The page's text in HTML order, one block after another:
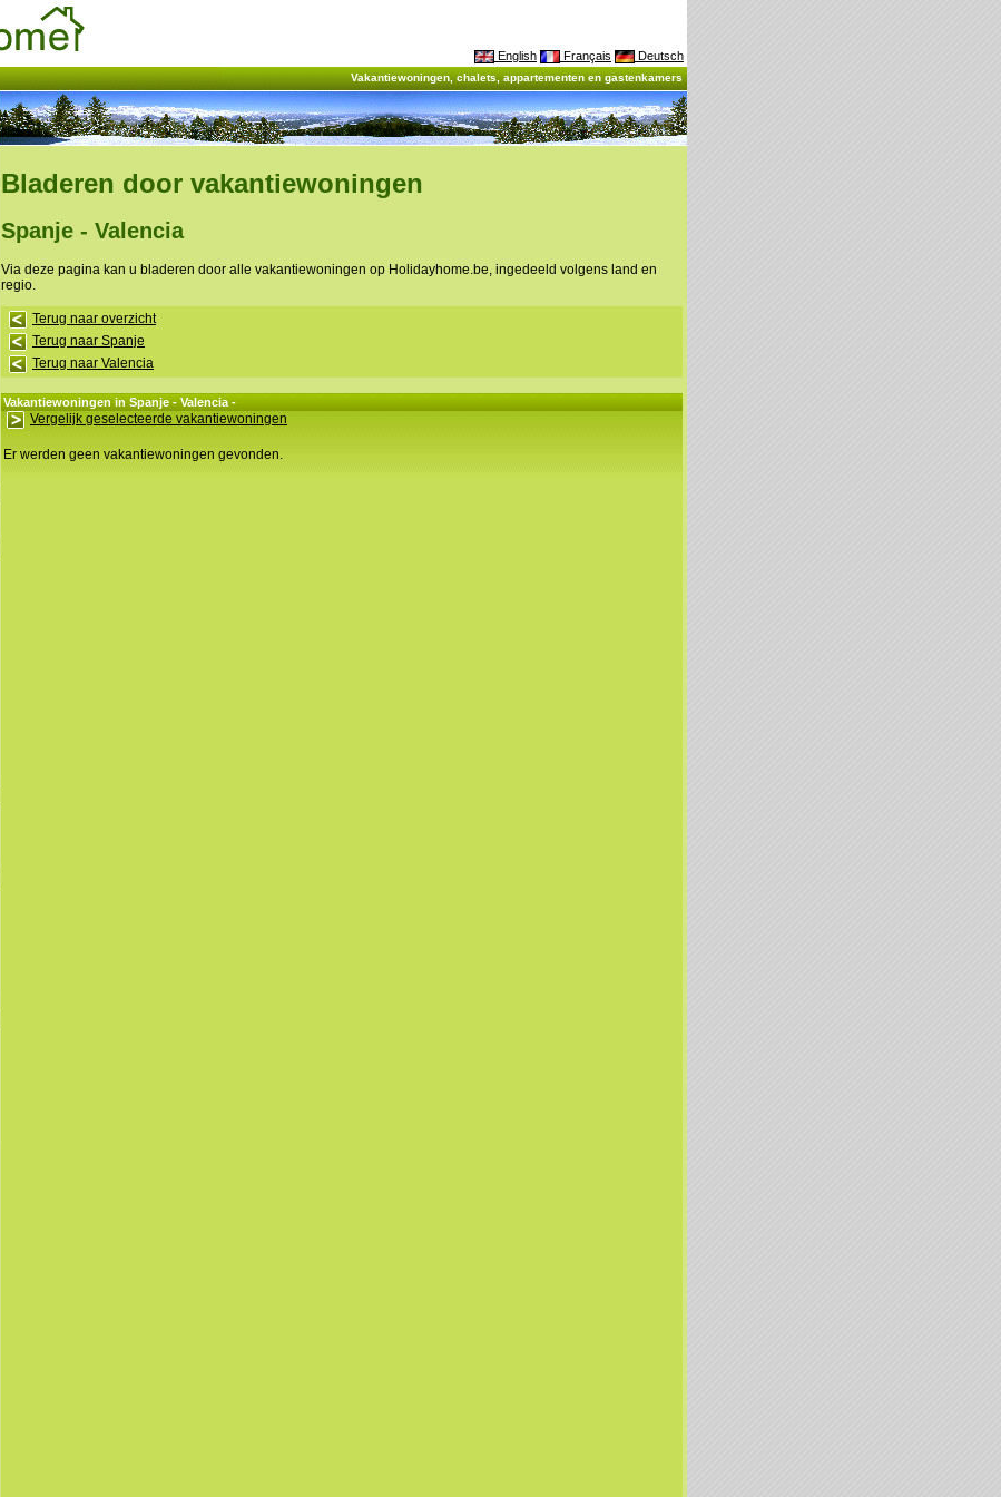
English Français Deutsch
Vakantiewoningen, chalets, appartementen en gastenkamers
Bladeren door vakantiewoningen
Spanje - Valencia
Via deze pagina kan u bladeren door alle vakantiewoningen op Holidayhome.be, ingedeeld volgens land en
regio.
Terug naar overzicht
Terug naar Spanje
Terug naar Valencia
Vakantiewoningen in Spanje - Valencia -
Vergelijk geselecteerde vakantiewoningen
Er werden geen vakantiewoningen gevonden.